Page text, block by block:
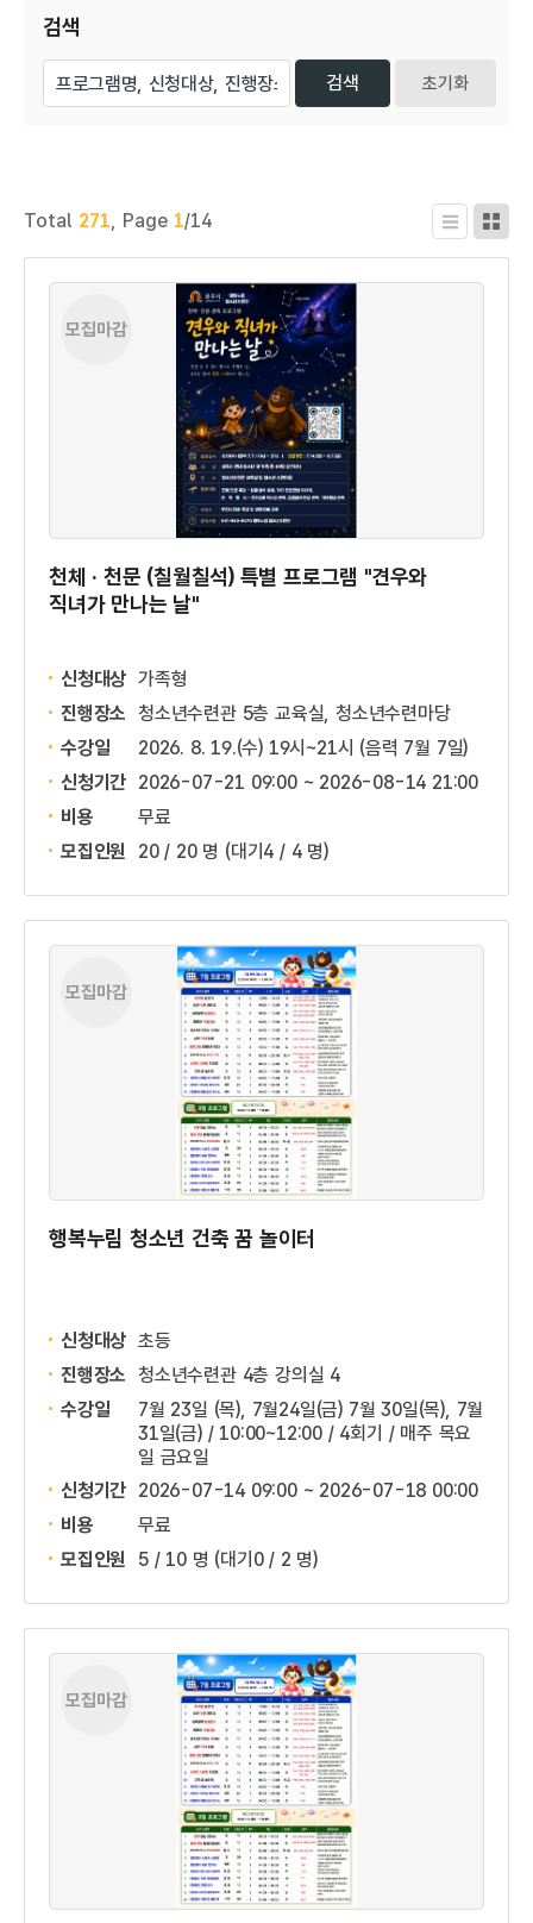
검색
초기화
Total 271, Page 1/14
모집마감
천체 · 천문 (칠월칠석) 특별 프로그램 "견우와
직녀가 만나는 날"
신청대상 가족형
진행장소 청소년수련관 5층 교육실, 청소년수련마당
수강일
2026. 8. 19.(수) 19시~21시 (음력 7월 7일)
신청기간 2026-07-21 09:00 ~ 2026-08-14 21:00
비용
무료
모집인원
20 / 20 명 (대기4 / 4 명)
모집마감
행복누림 청소년 건축 꿈 놀이터
신청대상 초등
진행장소 청소년수련관 4층 강의실 4
수강일
7월 23일 (목), 7월24일(금) 7월 30일(목), 7월
31일(금) / 10:00~12:00 / 4회기 / 매주 목요
일 금요일
신청기간 2026-07-14 09:00 ~ 2026-07-18 00:00
비용
무료
모집인원
5 / 10 명 (대기0 / 2 명)
모집마감